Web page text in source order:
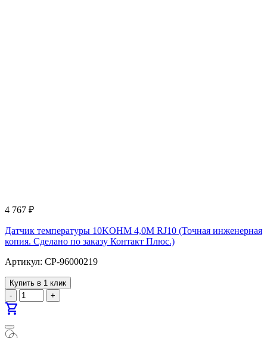
4 767 ₽
Датчик температуры 10KOHM 4,0M RJ10 (Точная инженерная
копия. Cделано по заказу Контакт Плюс.)
Артикул: CP-96000219
Купить в 1 клик
-
+
shopping_cart